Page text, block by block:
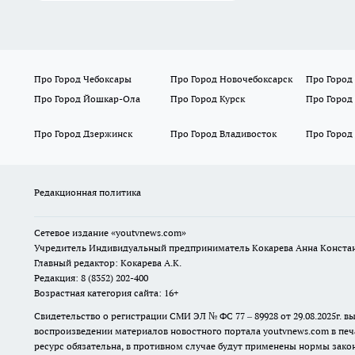
Про Город Чебоксары Про Город Новочебоксарск Про Город
Про Город Йошкар-Ола
Про Город Курск Про
Про Город Дзержинск
Про Город Владивосток Про Город
Редакционная политика
Сетевое издание «youtvnews.com»
Учредитель Индивидуальный предприниматель Кокарева Анна
Главный редактор: Кокарева А.К.
Редакция: 8 (8352) 202-400
Возрастная категория сайта: 16+
Свидетельство о регистрации СМИ ЭЛ № ФС 77 – 89928 от
воспроизведении материалов новостного портала youtvnews.com в
ресурс обязательна, в противном случае будут применены нормы